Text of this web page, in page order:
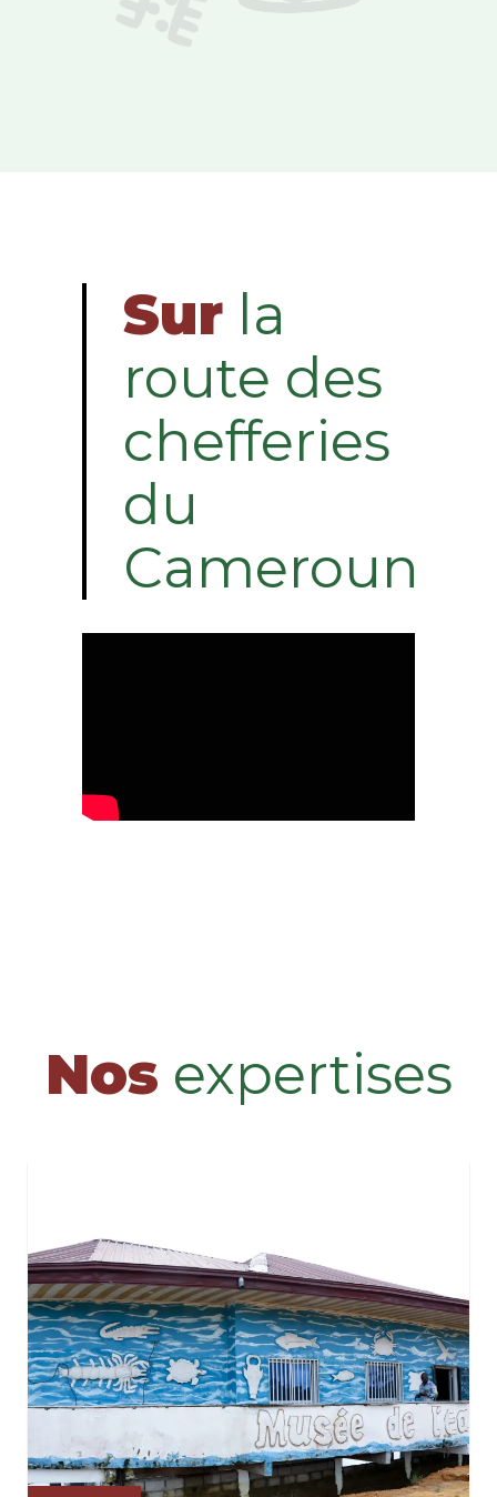
Sur la
route des
chefferies
du
Cameroun
Nos expertises